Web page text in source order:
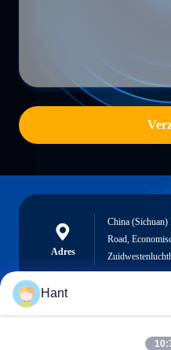
Adres
China (Sichuan)
Road,
Hant